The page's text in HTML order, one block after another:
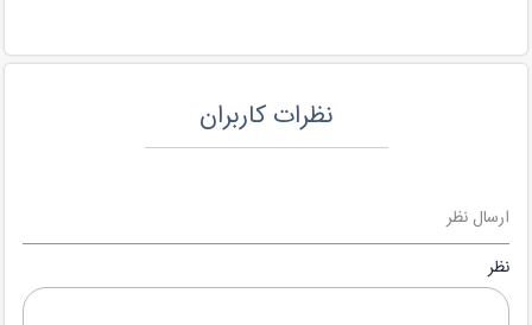
نظرات کاربران
ارسال نظر
نظر